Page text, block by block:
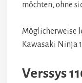
möchten, ohne
Möglicherweise
Kawasaki Ninja
Verssys